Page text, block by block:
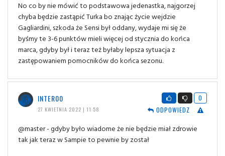
No co by nie mówić to podstawowa jedenastka, najgorzej
chyba będzie zastąpić Turka bo znając życie wejdzie
Gagliardini, szkoda że Sensi był oddany, wydaje mi się że
byśmy te 3-6 punktów mieli więcej od stycznia do końca
marca, gdyby był i teraz też byłaby lepsza sytuacja z
zastępowaniem pomocników do końca sezonu.
INTER00
27 KWIETNIA 2022 | 11:58
0
ODPOWIEDZ
@master - gdyby było wiadome że nie będzie miał zdrowie
tak jak teraz w Sampie to pewnie by został